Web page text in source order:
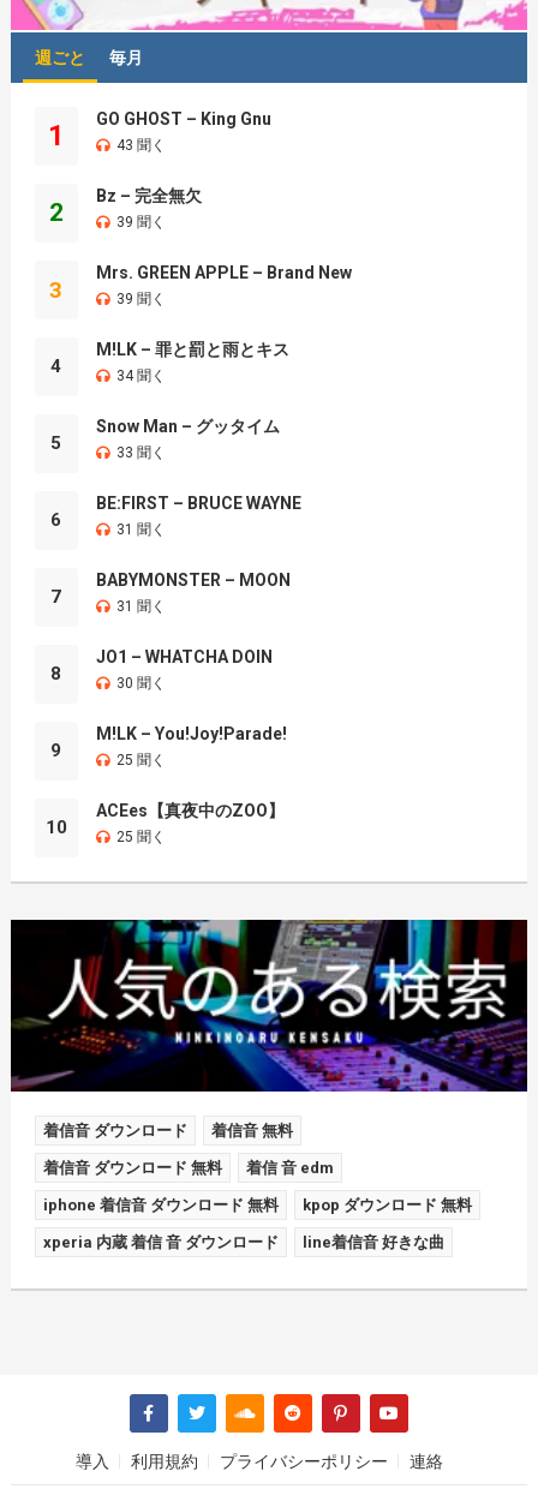
週ごと 毎月
1
GO GHOST – King Gnu
43 聞く
2
Bz – 完全無欠
39 聞く
3
Mrs. GREEN APPLE – Brand New
39 聞く
4
M!LK – 罪と罰と雨とキス
34 聞く
5
Snow Man – グッタイム
33 聞く
6
BE:FIRST – BRUCE WAYNE
31 聞く
7
BABYMONSTER – MOON
31 聞く
8
JO1 – WHATCHA DOIN
30 聞く
9
M!LK – You!Joy!Parade!
25 聞く
10
ACEes【真夜中のZOO】
25 聞く
着信音 ダウンロード 着信音 無料
着信音 ダウンロード 無料 着信 音 edm
iphone 着信音 ダウンロード 無料 kpop ダウンロード 無料
xperia 内蔵 着信 音 ダウンロード line着信音 好きな曲
導入 利用規約 プライバシーポリシー 連絡